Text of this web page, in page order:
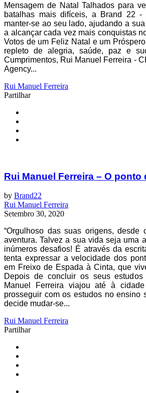
Mensagem de Natal Talhados para
batalhas mais difíceis, a Brand 22 -
manter-se ao seu lado, ajudando a
a alcançar cada vez mais conquistas
Votos de um Feliz Natal e um
repleto de alegria, saúde, paz e
Cumprimentos, Rui Manuel Ferreira -
Agency...
Rui Manuel Ferreira
Partilhar
Rui Manuel Ferreira – O ponto
by Brand22
Rui Manuel Ferreira
Setembro 30, 2020
“Orgulhoso das suas origens, desde
aventura. Talvez a sua vida seja uma
inúmeros desafios! É através da
tenta expressar a velocidade dos
em Freixo de Espada à Cinta, que
Depois de concluir os seus
Manuel Ferreira viajou até à
prosseguir com os estudos no ensino
decide mudar-se...
Rui Manuel Ferreira
Partilhar